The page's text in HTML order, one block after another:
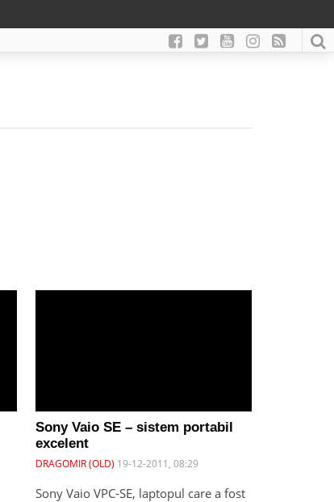
Sony Vaio SE – sistem portabil
excelent
DRAGOMIR (OLD) 19-12-2011, 08:29
Sony Vaio VPC-SE, laptopul care a fost